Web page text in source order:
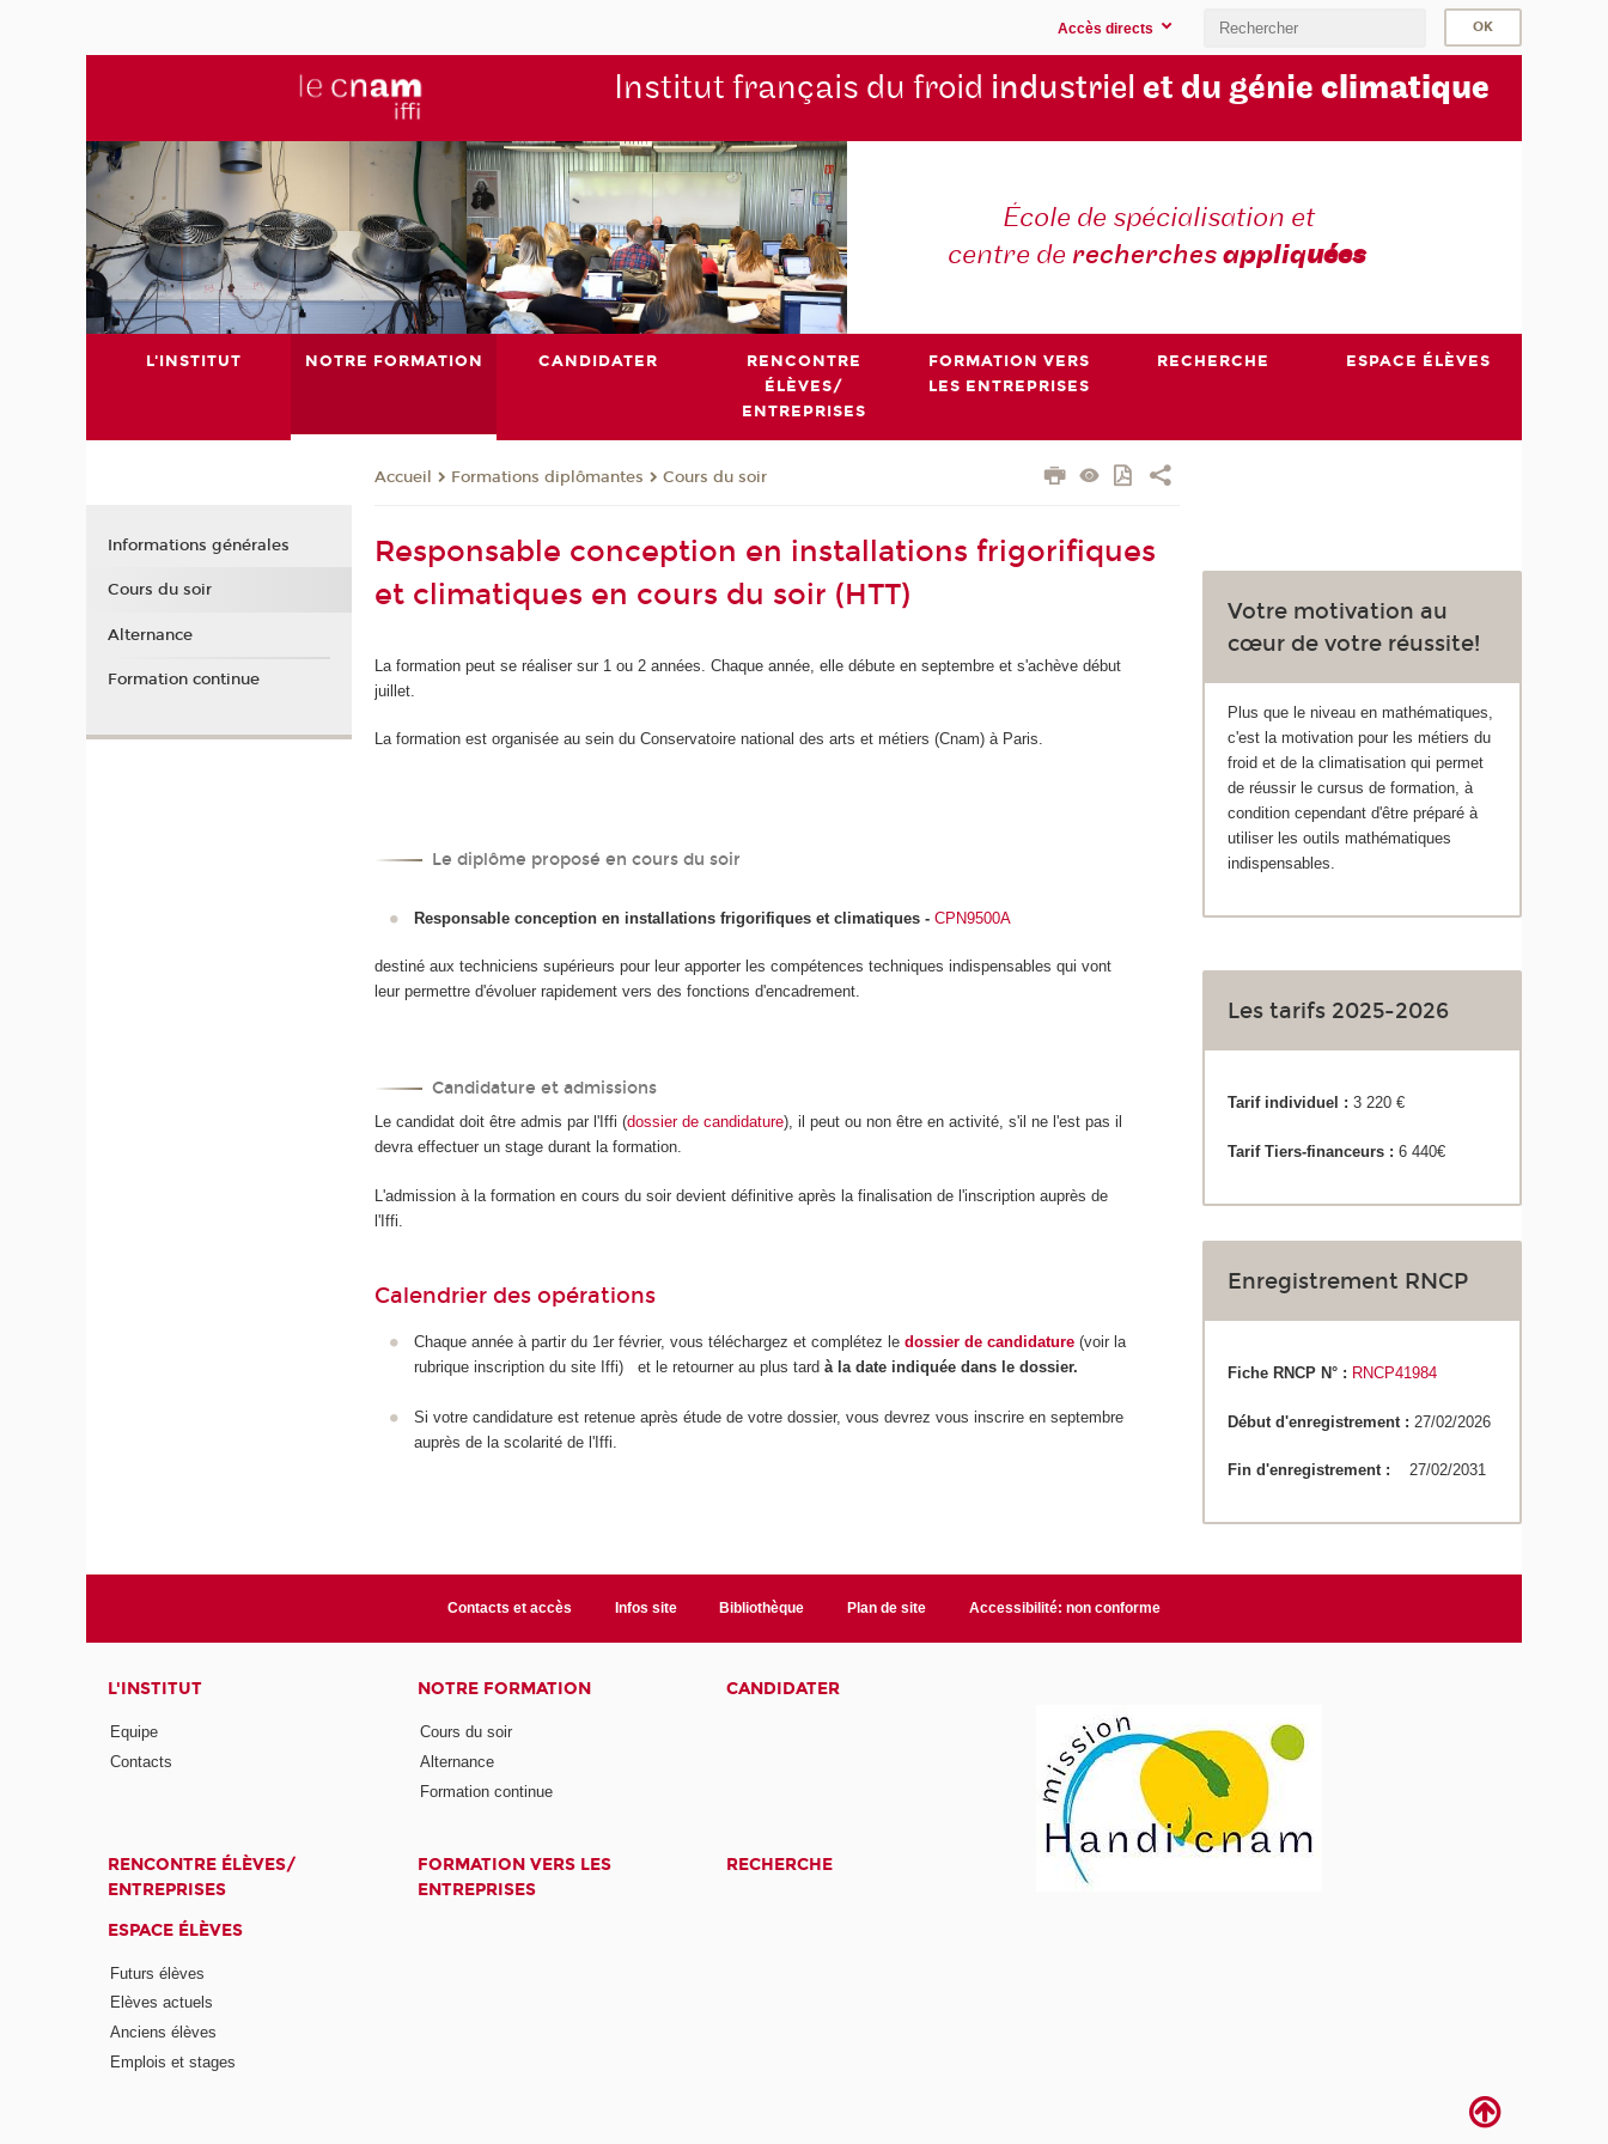
Accès directs
Institut français du froid industriel et du génie climatique
École de spécialisation et
centre de recherchesappliquées
L'INSTITUT NOTRE FORMATION CANDIDATER
RENCONTRE
ÉLÈVES/
ENTREPRISES
FORMATION VERS
LES ENTREPRISES
RECHERCHE ESPACE ÉLÈVES
Accueil Formations diplômantes Cours du soir
Responsable conception en installations frigorifiques
et climatiques en cours du soir (HTT)
La formation peut se réaliser sur 1 ou 2 années. Chaque année, elle débute en septembre et s'achève début
juillet.
La formation est organisée au sein du Conservatoire national des arts et métiers (Cnam) à Paris.
Le diplôme proposé en cours du soir
Responsable conception en installations frigorifiques et climatiques- CPN9500A
destiné aux techniciens supérieurs pour leur apporter les compétences techniques indispensables qui vont
leur permettre d'évoluer rapidement vers des fonctions d'encadrement.
Candidature et admissions
Le candidat doit être admis par l'Iffi (dossier de candidature), il peut ou non être en activité, s'il ne l'est pas il
devra effectuer un stage durant la formation.
L'admission à la formation en cours du soir devient définitive après la finalisation de l'inscription auprès de
l'Iffi.
Calendrier des opérations
Chaque année à partir du 1 erfévrier, vous téléchargez et complétez le dossier de candidature(voir la
rubrique inscription du site Iffi) et le retourner au plus tard à la date indiquée dans le dossier.
Si votre candidature est retenue après étude de votre dossier, vous devrez vous inscrire en septembre
auprès de la scolarité de l'Iffi.
Votre motivation au
cœur de votre réussite!
Plus que le niveau en mathématiques,
c'est la motivation pour les métiers du
froid et de la climatisation qui permet
de réussir le cursus de formation, à
condition cependant d'être préparé à
utiliser les outils mathématiques
indispensables.
Les tarifs 2025-2026
Tarif individuel : 3 220 €
Tarif Tiers-financeurs : 6 440€
Enregistrement RNCP
Fiche RNCP N° : RNCP41984
Début d'enregistrement : 27/02/2026
Fin d'enregistrement :27/02/2031
Informations générales
Cours du soir
Alternance
Formation continue
Contacts et accès Infos site Bibliothèque Plan de site Accessibilité: non conforme
L'INSTITUT
Equipe
Contacts
NOTRE FORMATION
Cours du soir
Alternance
Formation continue
CANDIDATER
RENCONTRE ÉLÈVES/
ENTREPRISES
FORMATION VERS LES
ENTREPRISES
RECHERCHE
ESPACE ÉLÈVES
Futurs élèves
Elèves actuels
Anciens élèves
Emplois et stages